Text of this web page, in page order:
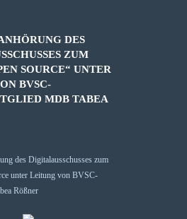
DES
ZUM
SOURCE“ UNTER
BVSC-
MDB TABEA